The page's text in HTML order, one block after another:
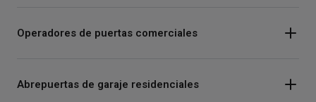
Operadores de puertas comerciales
Abrepuertas de garaje residenciales